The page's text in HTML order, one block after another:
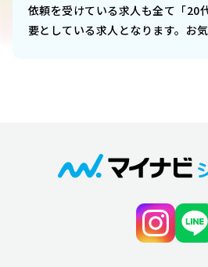
依頼を受けている求人も全て「20
要としている求人となります。お